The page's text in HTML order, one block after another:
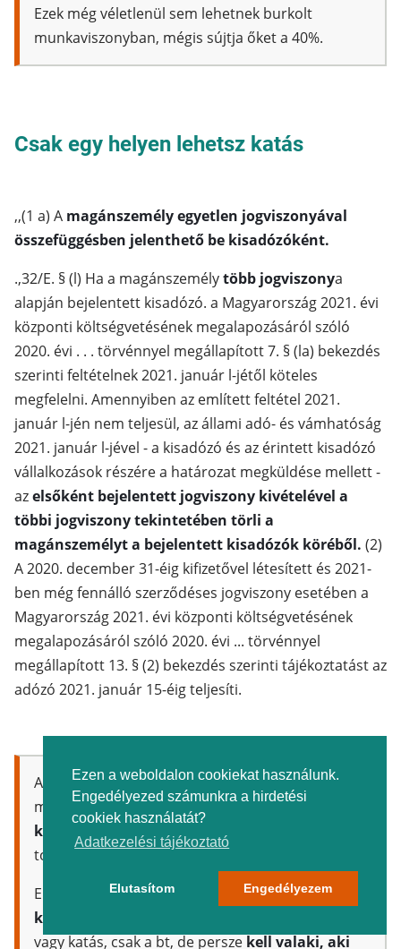
Ezen a weboldalon cookiekat használunk.
Engedélyezed számunkra a hirdetési
cookiek használatát?
Adatkezelési tájékoztató
Elutasítom Engedélyezem
Ezek még véletlenül sem lehetnek burkolt
munkaviszonyban, mégis sújtja őket a 40%.
Csak egy helyen lehetsz katás
,,(1 a) A magánszemély egyetlen jogviszonyával
összefüggésben jelenthető be kisadózóként.
.,32/E. § (l) Ha a magánszemélytöbb jogviszonya
alapján bejelentett kisadózó. a Magyarország 2021. évi
központi költségvetésének megalapozásáról szóló
2020. évi . . . törvénnyel megállapított 7. § (la) bekezdés
szerinti feltételnek 2021. január l-jétől köteles
megfelelni. Amennyiben az említett feltétel 2021.
január l-jén nem teljesül, az állami adó- és vámhatóság
2021. január l-jével - a kisadózó és az érintett kisadózó
vállalkozások részére a határozat megküldése mellett -
azelsőként bejelentett jogviszony kivételével a
többi jogviszony tekintetében törli a
magánszemélyt a bejelentett kisadózók köréből. (2)
A 2020. december 31-éig kifizetővel létesített és 2021-
ben még fennálló szerződéses jogviszony esetében a
Magyarország 2021. évi központi költségvetésének
megalapozásáról szóló 2020. évi ... törvénnyel
megállapított 13. § (2) bekezdés szerinti tájékoztatást az
adózó 2021. január 15-éig teljesíti.
Azaz ha mostkatás egyéni vállalkozóvagy és
mellette egykatás bt-ben kültagként szintén
katázol
, döntened kell, hogy hol leszel a
továbbiakban katás.
Erre mondjuk van megoldás: a katás bt-ben
kültagként munkaviszonyos leszel
vagy katás, csak a bt, de persze kell valaki, aki